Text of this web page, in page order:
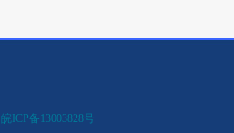
皖ICP备13003828号